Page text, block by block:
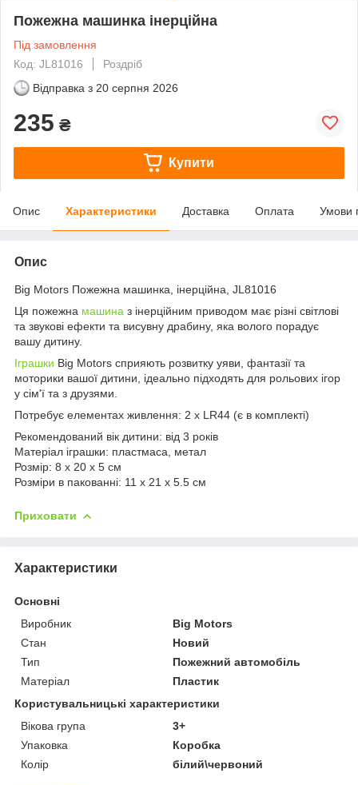
Пожежна машинка інерційна
Під замовлення
Код: JL81016
Роздріб
Відправка з 20 серпня 2026
235 ₴
Купити
Опис Характеристики Доставка Оплата Умови
Опис
Big Motors Пожежна машинка, інерційна, JL81016
Ця пожежна машина з інерційним приводом має різні світлові
та звукові ефекти та висувну драбину, яка волого порадує
вашу дитину.
Іграшки Big Motors сприяють розвитку уяви, фантазії та
моторики вашої дитини, ідеально підходять для рольових ігор
у сім'ї та з друзями.
Потребує елементах живлення: 2 x LR44 (є в комплекті)
Рекомендований вік дитини: від 3 років
Матеріал іграшки: пластмаса, метал
Розмір: 8 x 20 x 5 см
Розміри в пакованні: 11 x 21 x 5.5 см
Приховати
Характеристики
Основні
Виробник
Big Motors
Стан
Новий
Тип
Пожежний автомобіль
Матеріал
Пластик
Користувальницькі характеристики
Вікова група
3+
Упаковка
Коробка
Колір
білий\червоний